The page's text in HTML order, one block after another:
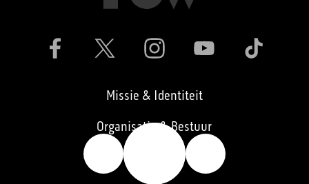
Missie & Identiteit
Organisatie & Bestuur